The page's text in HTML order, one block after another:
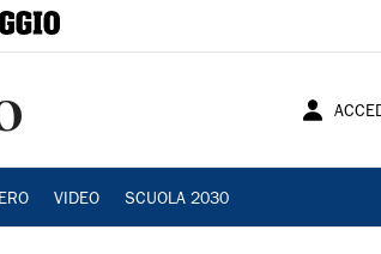
VIDEO SCUOLA 2030